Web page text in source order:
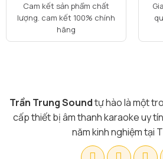
Cam kết sản phẩm chất
lượng. cam kết 100% chính
hãng
Trần Trung Soundtự hào là một
cấp thiết bị âm thanh karaoke uy
năm kinh nghiệm tại